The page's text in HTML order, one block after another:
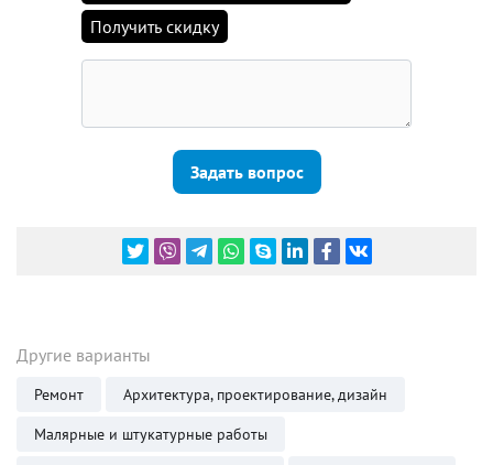
Получить скидку
Задать вопрос
Другие варианты
Ремонт
Архитектура, проектирование, дизайн
Малярные и штукатурные работы